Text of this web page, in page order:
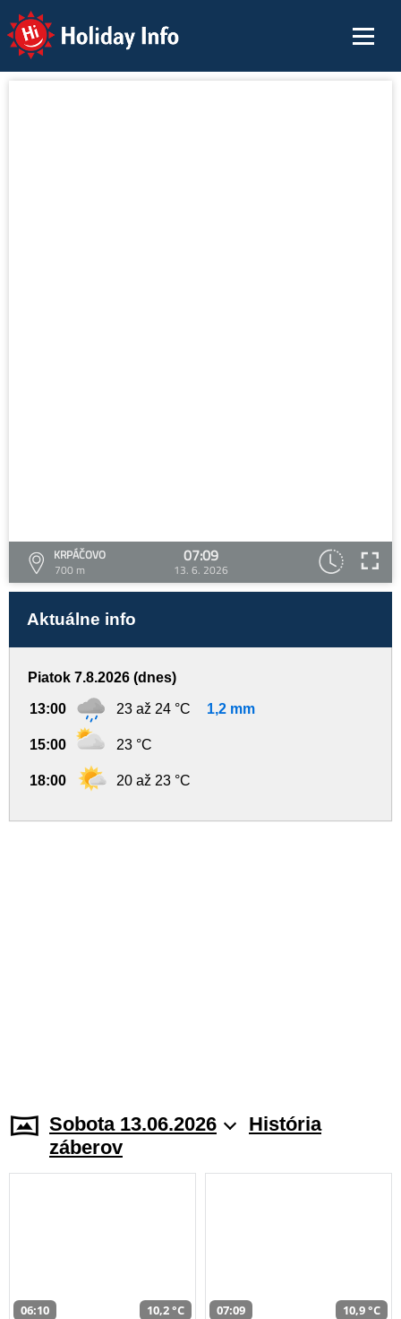
Holiday Info
KRPÁČOVO
700 m
07:09
13. 6. 2026
Aktuálne info
Piatok 7.8.2026 (dnes)
13:00 23 až 24 °C 1,2 mm
15:00 23 °C
18:00 20 až 23 °C
Sobota 13.06.2026
História
záberov
06:10 10,2 °C 07:09 10,9 °C